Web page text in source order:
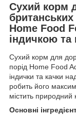
Сухий корм
Home Food
індичкою та
Сухий корм для
порід Home Food
індички та качки
робить його
містить природний
Основні